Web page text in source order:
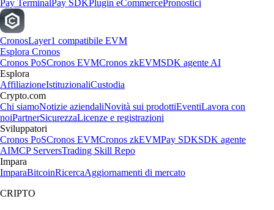
Pay TerminalPay SDKPlugin eCommercePronostici
CronosLayer1 compatibile EVM
Esplora Cronos
Cronos PoSCronos EVMCronos zkEVMSDK agente AI
Esplora
AffiliazioneIstituzionaliCustodia
Crypto.com
Chi siamoNotizie aziendaliNovità sui prodottiEventiLavora con
noiPartnerSicurezzaLicenze e registrazioni
Sviluppatori
Cronos PoSCronos EVMCronos zkEVMPay SDKSDK agente
AIMCP ServersTrading Skill Repo
Impara
ImparaBitcoinRicercaAggiornamenti di mercato
CRIPTO